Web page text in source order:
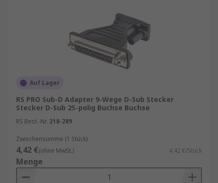
Auf Lager
RS PRO Sub-D Adapter 9-Wege D-Sub Stecker
Stecker D-Sub 25-polig Buchse Buchse
RS Best.-Nr. 218-289
Zwischensumme (1 Stück)
4,42 €(ohne MwSt.) 4,42 €/Stück
Menge